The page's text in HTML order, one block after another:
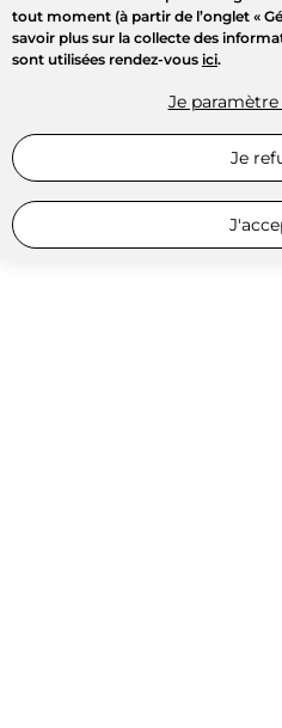
tout moment (à partir de l’onglet «
savoir plus sur la collecte des
sont utilisées rendez-vous ici.
Je
Je